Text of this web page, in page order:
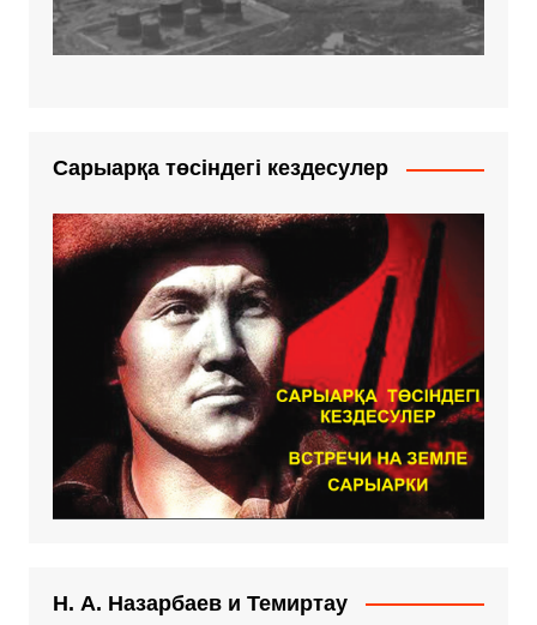
Сарыарқа төсіндегі кездесулер
Н. А. Назарбаев и Темиртау